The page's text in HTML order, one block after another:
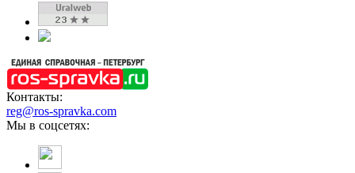
Контакты:
reg@ros-spravka.com
Мы в соцсетях: